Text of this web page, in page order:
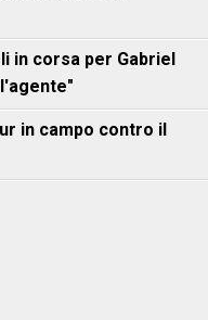
in corsa per Gabriel
in campo contro il